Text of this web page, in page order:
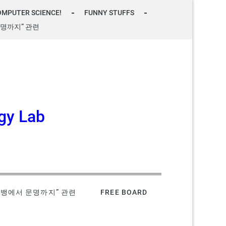
SCIENCE!
FUNNY STUFFS
까지” 관련
Lab
에서 문명까지” 관련 FREE BOARD